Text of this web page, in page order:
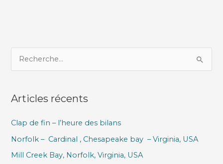
e
h
r
c
h
Articles récents
Clap de fin – l’heure des bilans
Norfolk – Cardinal , Chesapeake bay – Virginia, USA
Mill Creek Bay, Norfolk, Virginia, USA